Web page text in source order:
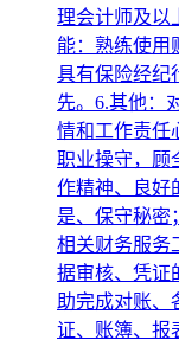
理会计师及以
能：熟练使用
具有保险经纪
先。6.其他：
情和工作责任
职业操守，顾
作精神、良好
是、保守秘密
相关财务服务
据审核、凭证
助完成对账、
证、账簿、报